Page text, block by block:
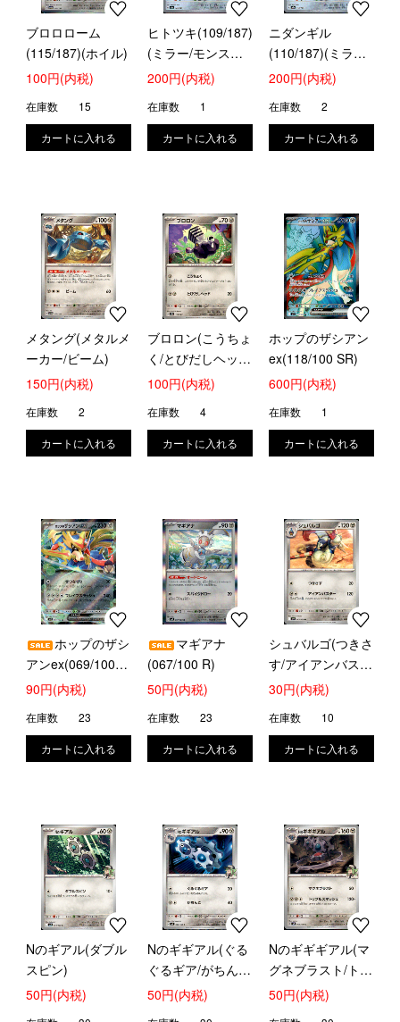
ブロロローム
(115/187)(ホイル)
100円(内税)
在庫数 15
ヒトツキ(109/187)
(ミラー/モンスタ
ーボール)
200円(内税)
在庫数 1
ニダンギル
(110/187)(ミラー/
モンスターボール)
200円(内税)
在庫数 2
メタング(メタルメ
ーカー/ビーム)
150円(内税)
在庫数 2
ブロロン(こうちょ
く/とびだしヘッ
ド)
100円(内税)
在庫数 4
ホップのザシアン
ex(118/100 SR)
600円(内税)
在庫数 1
ホップのザシ
アンex(069/100
RR)
90円(内税)
在庫数 23
マギアナ
(067/100 R)
50円(内税)
在庫数 23
シュバルゴ(つきさ
す/アイアンバスタ
ー)
30円(内税)
在庫数 10
Nのギアル(ダブル
スピン)
50円(内税)
Nのギギアル(ぐる
ぐるギア/がちん
こ)
50円(内税)
Nのギギギアル(マ
グネブラスト/トリ
プルスマッシュ)
50円(内税)